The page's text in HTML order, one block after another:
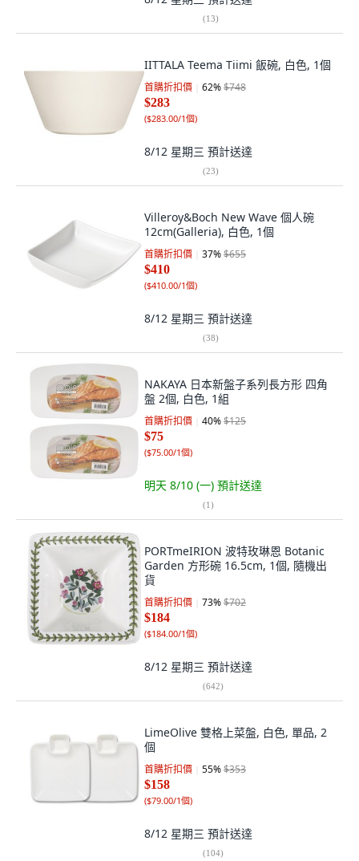
(13)
IITTALA Teema Tiimi 飯碗, 白色, 1個
首購折扣價 62%$748
$283
($283.00/1個)
8/12 星期三 預計送達
(23)
Villeroy&Boch New Wave 個人碗
12cm(Galleria), 白色, 1個
首購折扣價 37%$655
$410
($410.00/1個)
8/12 星期三 預計送達
(38)
NAKAYA 日本新盤子系列長方形 四角
盤 2個, 白色, 1組
首購折扣價 40%$125
$75
($75.00/1個)
明天 8/10 (一) 預計送達
(1)
PORTmeIRION 波特玫琳恩 Botanic
Garden 方形碗 16.5cm, 1個, 隨機出
貨
首購折扣價 73%$702
$184
($184.00/1個)
8/12 星期三 預計送達
(642)
LimeOlive 雙格上菜盤, 白色, 單品, 2
個
首購折扣價 55%$353
$158
($79.00/1個)
8/12 星期三 預計送達
(104)